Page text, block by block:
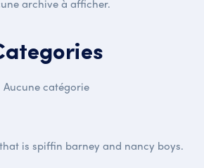
archive à afficher.
Aucune catégorie
is spiffin barney and nancy boys.